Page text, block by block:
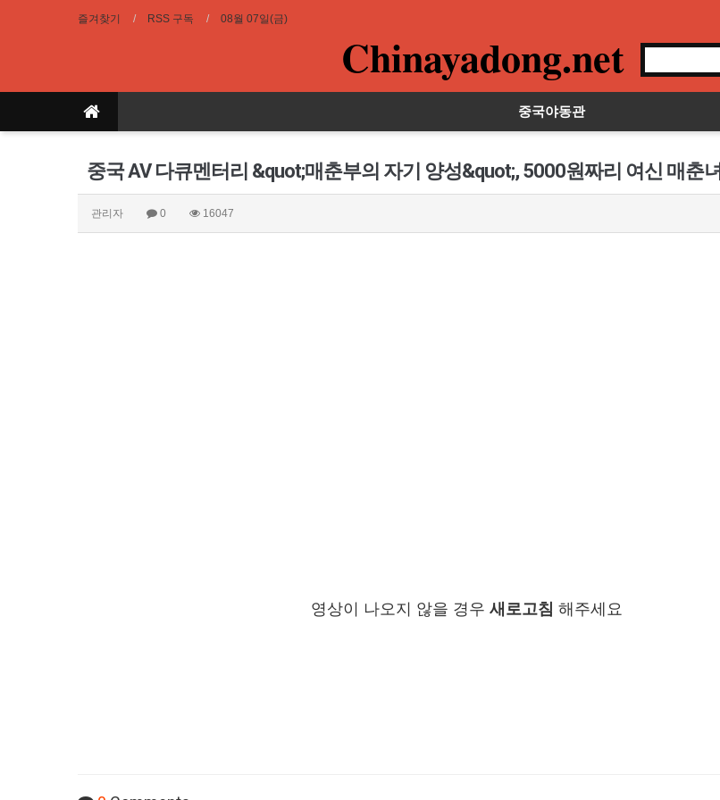
즐겨찾기 RSS 구독 08월 07일(금)
Chinayadong.net
중국야동관
중국 AV 다큐멘터리 &quot;매춘부의 자기 양성&quot;, 5000원짜리 여신 매춘녀
관리자 0 16047
영상이 나오지 않을 경우 새로고침 해주세요